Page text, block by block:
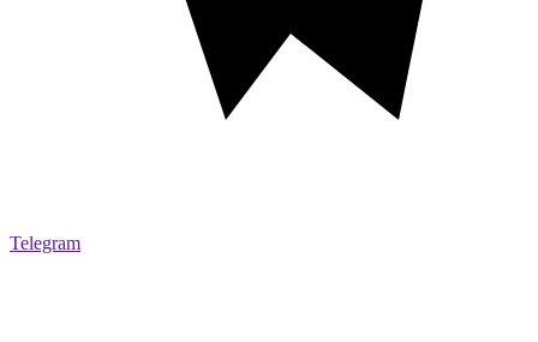
Telegram